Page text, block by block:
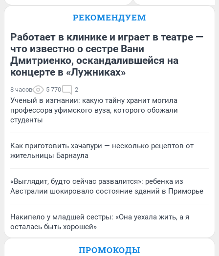
РЕКОМЕНДУЕМ
Работает в клинике и играет в театре —
что известно о сестре Вани
Дмитриенко, оскандалившейся на
концерте в «Лужниках»
8 часов 5 770 2
Ученый в изгнании: какую тайну хранит могила
профессора уфимского вуза, которого обожали
студенты
Как приготовить хачапури — несколько рецептов от
жительницы Барнаула
«Выглядит, будто сейчас развалится»: ребенка из
Австралии шокировало состояние зданий в Приморье
Накипело у младшей сестры: «Она уехала жить, а я
осталась быть хорошей»
ПРОМОКОДЫ